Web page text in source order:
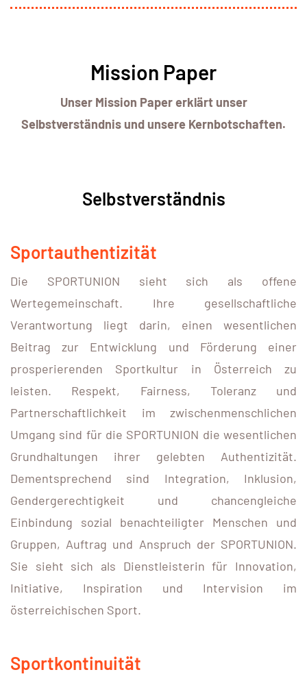
Mission Paper
Unser Mission Paper erklärt unser
Selbstverständnis und unsere Kernbotschaften.
Selbstverständnis
Sportauthentizität
Die SPORTUNION sieht sich als offene
Wertegemeinschaft. Ihre gesellschaftliche
Verantwortung liegt darin, einen wesentlichen
Beitrag zur Entwicklung und Förderung einer
prosperierenden Sportkultur in Österreich zu
leisten. Respekt, Fairness, Toleranz und
Partnerschaftlichkeit im zwischenmenschlichen
Umgang sind für die SPORTUNION die wesentlichen
Grundhaltungen ihrer gelebten Authentizität.
Dementsprechend sind Integration, Inklusion,
Gendergerechtigkeit und chancengleiche
Einbindung sozial benachteiligter Menschen und
Gruppen, Auftrag und Anspruch der SPORTUNION.
Sie sieht sich als Dienstleisterin für Innovation,
Initiative, Inspiration und Intervision im
österreichischen Sport.
Sportkontinuität